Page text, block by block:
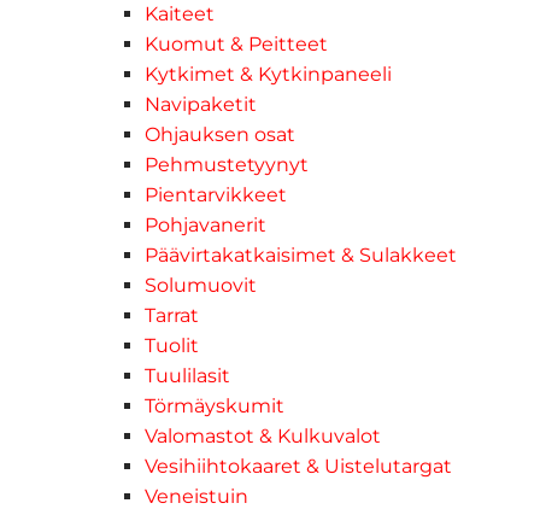
Kaiteet
Kuomut & Peitteet
Kytkimet & Kytkinpaneeli
Navipaketit
Ohjauksen osat
Pehmustetyynyt
Pientarvikkeet
Pohjavanerit
Päävirtakatkaisimet & Sulakkeet
Solumuovit
Tarrat
Tuolit
Tuulilasit
Törmäyskumit
Valomastot & Kulkuvalot
Vesihiihtokaaret & Uistelutargat
Veneistuin